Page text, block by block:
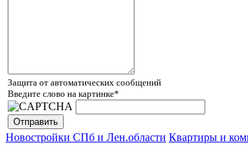
Защита от автоматических сообщений
Введите слово на картинке*
Новостройки СПб и Лен.области Квартиры и